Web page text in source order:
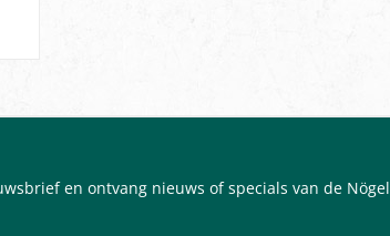
en ontvang nieuws of specials van de Nögel